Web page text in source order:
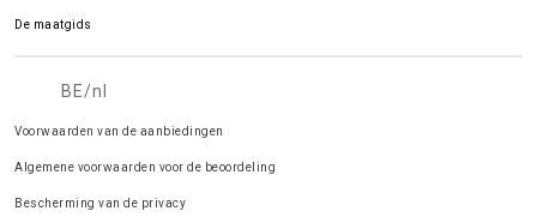
De maatgids
BE/nl
Voorwaarden van de aanbiedingen
Algemene voorwaarden voor de beoordeling
Bescherming van de privacy